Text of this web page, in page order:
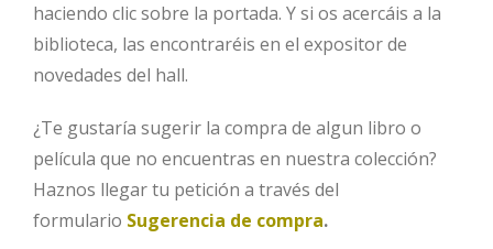
haciendo clic sobre la portada. Y si os acercáis a la
biblioteca, las encontraréis en el expositor de
novedades del hall.
¿Te gustaría sugerir la compra de algun libro o
película que no encuentras en nuestra colección?
Haznos llegar tu petición a través del
formulario Sugerencia de compra.